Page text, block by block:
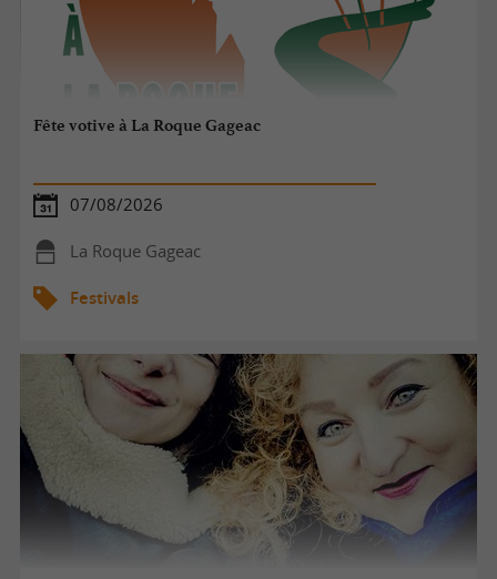
Fête votive à La Roque Gageac
07/08/2026
La Roque Gageac
Festivals